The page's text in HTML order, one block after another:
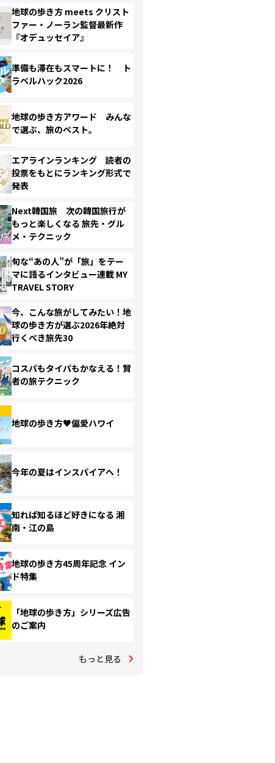
地球の歩き方 meets クリスト
ファー・ノーラン監督最新作
『オデュッセイア』
準備も滞在もスマートに！ ト
ラベルハック2026
地球の歩き方アワード みんな
で選ぶ、旅のベスト。
エアラインランキング 読者の
投票をもとにランキング形式で
発表
Next韓国旅 次の韓国旅行が
もっと楽しくなる 旅先・グル
メ・テクニック
旬な“あの人”が「旅」をテー
マに語るインタビュー連載 MY
TRAVEL STORY
今、こんな旅がしてみたい！地
球の歩き方が選ぶ2026年絶対
行くべき旅先30
コスパもタイパもかなえる！賢
者の旅テクニック
地球の歩き方♥偏愛ハワイ
今年の夏はインスパイアへ！
知れば知るほど好きになる 湘
南・江の島
地球の歩き方45周年記念 イン
ド特集
「地球の歩き方」シリーズ広告
のご案内
もっと見る